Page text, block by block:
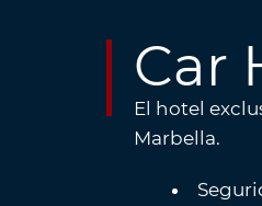
Car
El hotel
Marbella.